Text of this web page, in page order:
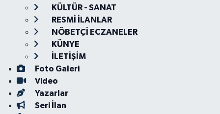
KÜLTÜR - SANAT
RESMİ İLANLAR
NÖBETÇİ ECZANELER
KÜNYE
İLETİŞİM
Foto Galeri
Video
Yazarlar
Seri İlan